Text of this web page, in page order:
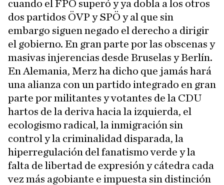
cuando el FPÖ superó y ya dobla a los otros
dos partidos ÖVP y SPÖ y al que sin
embargo siguen negado el derecho a dirigir
el gobierno. En gran parte por las obscenas y
masivas injerencias desde Bruselas y Berlín.
En Alemania, Merz ha dicho que jamás hará
una alianza con un partido integrado en gran
parte por militantes y votantes de la CDU
hartos de la deriva hacia la izquierda, el
ecologismo radical, la inmigración sin
control y la criminalidad disparada, la
hiperregulación del fanatismo verde y la
falta de libertad de expresión y cátedra cada
vez más agobiante e impuesta sin distinción